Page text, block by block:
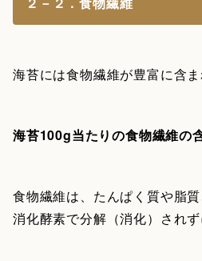
海苔には食物繊維が豊富に含ま
海苔100g当たりの食物繊維の
食物繊維は、たんぱく質や脂質
消化酵素で分解（消化）されず